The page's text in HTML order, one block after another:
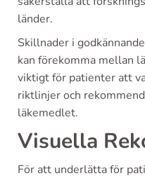
länder.
Skillnader i
kan förekomma mellan
viktigt för patienter att
riktlinjer och
läkemedlet.
Visuella
För att underlätta för